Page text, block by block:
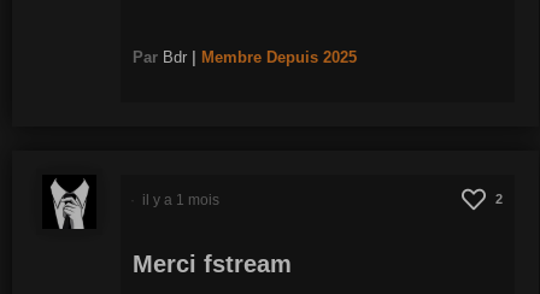
Par Bdr Membre Depuis 2025
2
Merci fstream
il y a 1 mois